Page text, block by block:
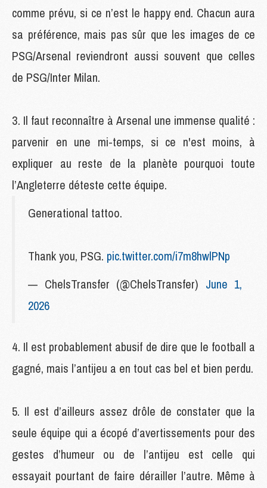
comme prévu, si ce n’est le happy end. Chacun aura
sa préférence, mais pas sûr que les images de ce
PSG/Arsenal reviendront aussi souvent que celles
de PSG/Inter Milan.
Il faut reconnaître à Arsenal une immense qualité :
parvenir en une mi-temps, si ce n'est moins, à
expliquer au reste de la planète pourquoi toute
l’Angleterre déteste cette équipe.
Generational tattoo.
Thank you, PSG. pic.twitter.com/i7m8hwlPNp
— ChelsTransfer (@ChelsTransfer) June 1,
2026
Il est probablement abusif de dire que le football a
gagné, mais l’antijeu a en tout cas bel et bien perdu.
Il est d’ailleurs assez drôle de constater que la
seule équipe qui a écopé d’avertissements pour des
gestes d’humeur ou de l’antijeu est celle qui
essayait pourtant de faire dérailler l’autre. Même à